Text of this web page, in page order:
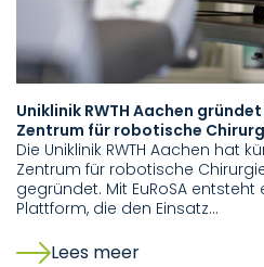
Uniklinik RWTH Aachen
Zentrum für robotische
Die Uniklinik RWTH Aachen hat
Zentrum für robotische Chirurgie
gegründet. Mit EuRoSA
Plattform, die den Einsatz…
Lees meer